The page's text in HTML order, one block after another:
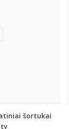
šortukai